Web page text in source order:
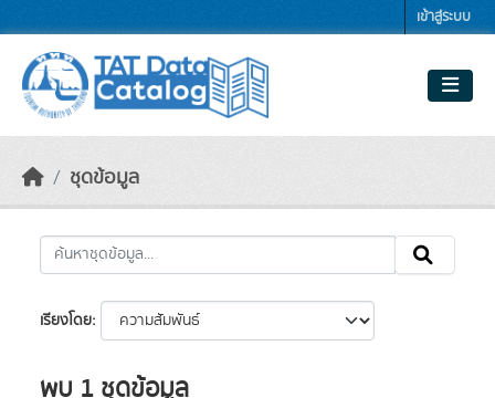
เข้าสู่ระบบ
ชุดข้อมูล
เรียงโดย
พบ 1 ชุดข้อมูล